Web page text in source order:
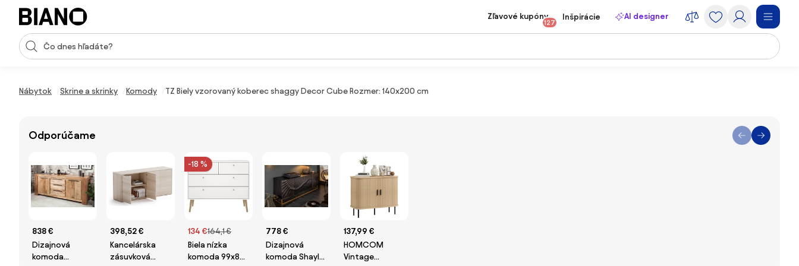
Preskočiť navigáciu, prejsť na obsah
Vstup pre vyhľadávanie
Zľavové kupóny
127
Inšpirácie AI designer
Nábytok Skrine a skrinky Komody TZ Biely vzorovaný koberec shaggy Decor Cube Rozmer: 140x200 cm
Odporúčame
838 €
Dizajnová
komoda
398,52 €
Kancelárska
zásuvková
-18 %
134 €164,1 €
Biela nízka
komoda 99x82
778 €
Dizajnová
komoda Shayla
137,99 €
HOMCOM
Vintage